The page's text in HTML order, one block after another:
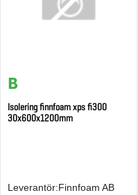
Isolering finnfoam xps fi300
30x600x1200mm
Leverantör:Finnfoam AB